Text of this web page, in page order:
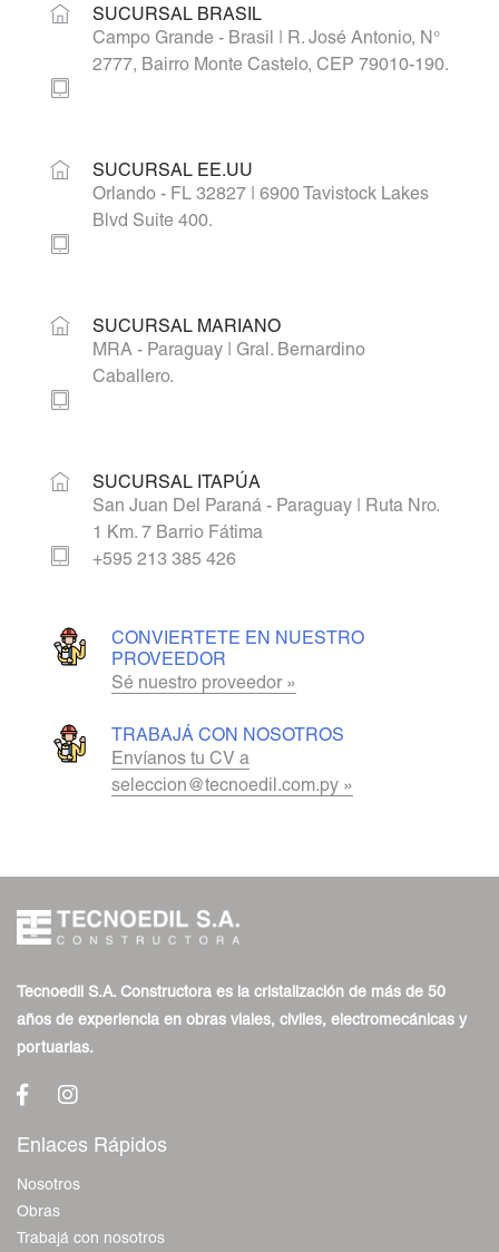
SUCURSAL BRASIL
Campo Grande - Brasil | R. José Antonio, N°
2777, Bairro Monte Castelo, CEP 79010-190.
SUCURSAL EE.UU
Orlando - FL 32827 | 6900 Tavistock Lakes
Blvd Suite 400.
SUCURSAL MARIANO
MRA - Paraguay | Gral. Bernardino
Caballero.
SUCURSAL ITAPÚA
San Juan Del Paraná - Paraguay | Ruta Nro.
1 Km. 7 Barrio Fátima
+595 213 385 426
CONVIERTETE EN NUESTRO
PROVEEDOR
Sé nuestro proveedor »
TRABAJÁ CON NOSOTROS
Envíanos tu CV a
seleccion@tecnoedil.com.py »
Tecnoedil S.A. Constructora es la cristalización de más de 50
años de experiencia en obras viales, civiles, electromecánicas y
portuarias.
Enlaces Rápidos
Nosotros
Obras
Trabajá con nosotros